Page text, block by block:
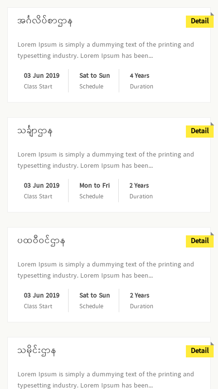
Detail
အင်္ဂလိပ်စာဌာန
Lorem Ipsum is simply a dummying text of the printing and
typesetting industry. Lorem Ipsum has been...
03 Jun 2019
Class Start
Sat to Sun
Schedule
4 Years
Duration
Detail
သင်္ချာဌာန
Lorem Ipsum is simply a dummying text of the printing and
typesetting industry. Lorem Ipsum has been...
03 Jun 2019
Class Start
Mon to Fri
Schedule
2 Years
Duration
Detail
ပထဝီဝင်ဌာန
Lorem Ipsum is simply a dummying text of the printing and
typesetting industry. Lorem Ipsum has been...
03 Jun 2019
Class Start
Sat to Sun
Schedule
2 Years
Duration
Detail
သမိုင်းဌာန
Lorem Ipsum is simply a dummying text of the printing and
typesetting industry. Lorem Ipsum has been...